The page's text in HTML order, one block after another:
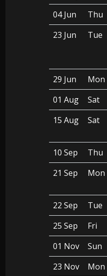
04 Jun
Thu
23 Jun
Tue
29 Jun Mon
01 Aug
Sat
15 Aug
Sat
10 Sep
Thu
21 Sep
Mon
22 Sep Tue
25 Sep
Fri
01 Nov
Sun
23 Nov
Mon